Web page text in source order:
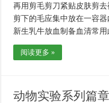
再用剪毛剪刀紧贴皮肤剪
剪下的毛应集中放在一容
新生乳牛放血制备血清常
阅读更多 »
动物实验系列篇